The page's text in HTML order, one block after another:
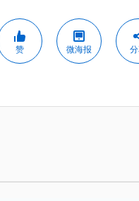
赞 微海报